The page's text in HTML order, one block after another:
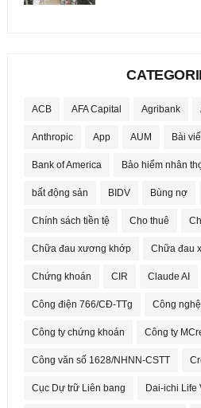
ACB AFA Capital Agribank
Anthropic App AUM Bài
Bank of America Bảo hiểm nhân
bất động sản BIDV Bùng nợ
Chính sách tiền tệ Cho thuê
Chữa đau xương khớp Chữa đau
Chứng khoán CIR Claude AI
Công điện 766/CĐ-TTg Công
Công ty chứng khoán Công ty
Công văn số 1628/NHNN-CSTT
Cục Dự trữ Liên bang Dai-ichi Life